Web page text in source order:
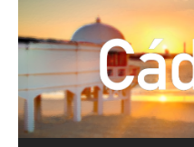
contenido